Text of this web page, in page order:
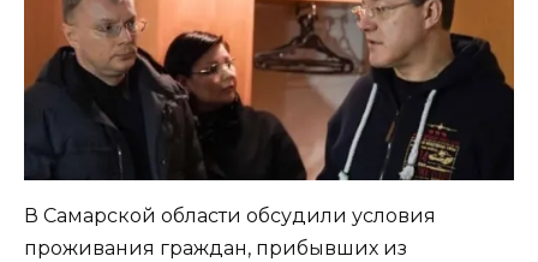
В Самарской области обсудили условия
проживания граждан, прибывших из